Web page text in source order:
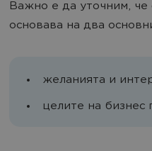
Важно е да уточним, че
основава на два
желанията и
целите на бизнес